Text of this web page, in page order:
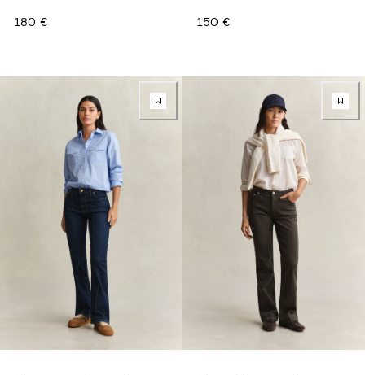
180 € 150 €